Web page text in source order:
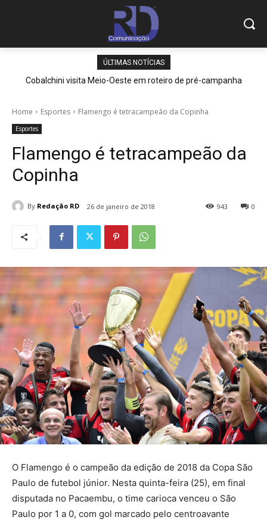
ÚLTIMAS NOTÍCIAS
Cobalchini visita Meio-Oeste em roteiro de pré-campanha
Home Esportes Flamengo é tetracampeão da Copinha
Esportes
Flamengo é tetracampeão da
Copinha
By Redação RD 26 de janeiro de 2018 0
943
O Flamengo é o campeão da edição de 2018 da Copa São
Paulo de futebol júnior. Nesta quinta-feira (25), em final
disputada no Pacaembu, o time carioca venceu o São
Paulo por 1 a 0, com gol marcado pelo centroavante